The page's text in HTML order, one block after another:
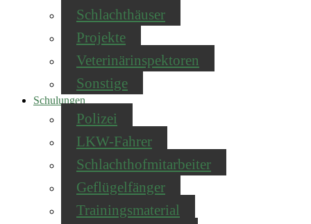
Schlachthäuser
Projekte
Veterinärinspektoren
Sonstige
Schulungen
Polizei
LKW-Fahrer
Schlachthofmitarbeiter
Geflügelfänger
Trainingsmaterial